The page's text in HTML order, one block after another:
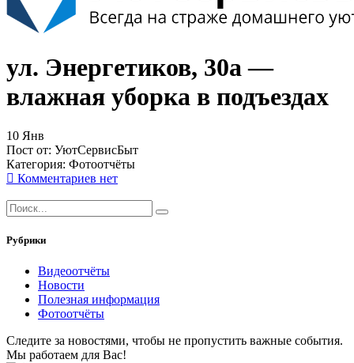
ул. Энергетиков, 30а —
влажная уборка в подъездах
10 Янв
Пост от: УютСервисБыт
Категория: Фотоотчёты
Комментариев нет
Рубрики
Видеоотчёты
Новости
Полезная информация
Фотоотчёты
Следите за новостями, чтобы не пропустить важные события.
Мы работаем для Вас!